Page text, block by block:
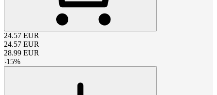
24.57 EUR
24.57 EUR
28.99 EUR
-15%